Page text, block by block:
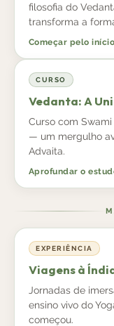
filosofia do
transforma a
Começar pelo
CURSO
Vedanta: A
Curso com
— um mergulho
Advaita.
Aprofundar o
EXPERIÊNCIA
Viagens à
Jornadas de
ensino vivo do
começou.